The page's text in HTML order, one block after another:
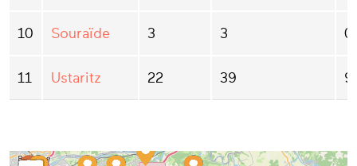
10 Souraïde 3 3 0
11 Ustaritz 22 39